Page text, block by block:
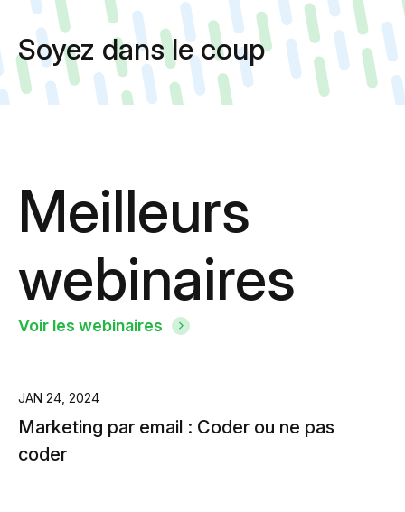
Soyez dans le coup
Meilleurs
webinaires
Voir les webinaires
JAN 24, 2024
Marketing par email : Coder ou ne pas
coder